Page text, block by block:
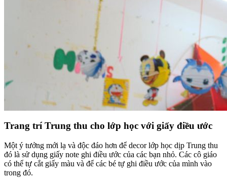
Trang trí Trung thu cho lớp học với giấy điều ước
Một ý tưởng mới lạ và độc đáo hơn để decor lớp học dịp Trung thu
đó là sử dụng giấy note ghi điều ước của các bạn nhỏ. Các cô giáo
có thể tự cắt giấy màu và để các bé tự ghi điều ước của mình vào
trong đó.